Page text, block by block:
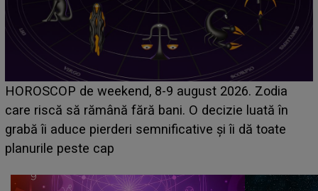
Emanuel a ținut ACEST DETALIU ASCUNS până
acum! În fața Alexandrei, concurentul din Casa Iubirii
face o MĂRTURISIRE NEAȘTEPTATĂ despre mama
sa: "I-am spus și ei în față, eu nu te iubesc pentru